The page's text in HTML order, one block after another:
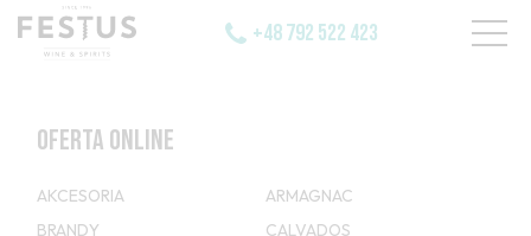
+48 792 522 423
OFERTA ONLINE
AKCESORIA
ARMAGNAC
BRANDY
CALVADOS